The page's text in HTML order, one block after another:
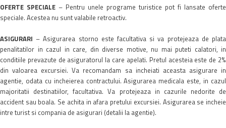
OFERTE SPECIALE – Pentru unele programe turistice pot fi lansate oferte
speciale. Acestea nu sunt valabile retroactiv.
ASIGURARI – Asigurarea storno este facultativa si va protejeaza de plata
penalitatilor in cazul in care, din diverse motive, nu mai puteti calatori, in
conditiile prevazute de asiguratorul la care apelati. Pretul acesteia este de 2%
din valoarea excursiei. Va recomandam sa incheiati aceasta asigurare in
agentie, odata cu incheierea contractului. Asigurarea medicala este, in cazul
majoritatii destinatiilor, facultativa. Va protejeaza in cazurile nedorite de
accident sau boala. Se achita in afara pretului excursiei. Asigurarea se incheie
intre turist si compania de asigurari (detalii la agentie).